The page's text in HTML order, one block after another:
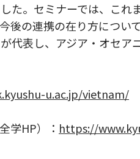
た。セミナーでは、これ
後の連携の在り方につい
代表し、アジア・オセア
u.ac.jp/vietnam/
学HP）： https://